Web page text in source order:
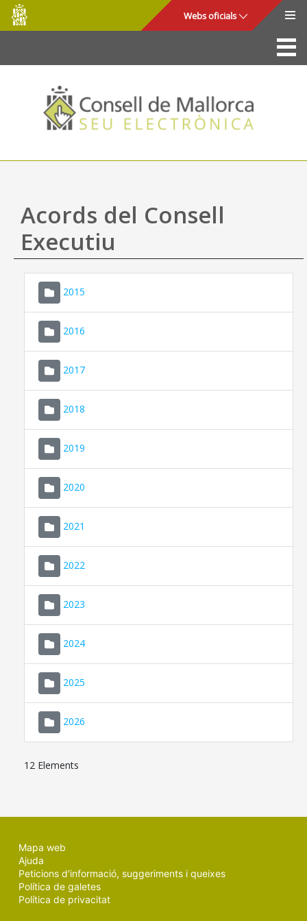
Salta al contingut principal
Consell
de
Mallorca
Webs oficials
La Seu
Consell de Mallorca
Accés i seguretat
Utilitats
Ajuda
Acords del Consell
Executiu
2015
2016
2017
2018
2019
2020
2021
2022
2023
2024
2025
2026
12 Elements
Mapa web
Ajuda
Peticions d'informació, suggeriments i queixes
Política de galetes
Política de privacitat